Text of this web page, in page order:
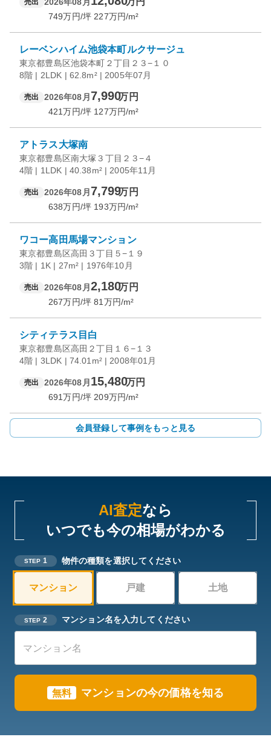
売出
749万円/坪 227万円/m²
レーベンハイム池袋本町ルクサージュ
東京都豊島区池袋本町２丁目２３−１０
8階 | 2LDK | 62.8m² | 2005年07月
売出 2026年08月 7,990万円
421万円/坪 127万円/m²
アトラス大塚南
東京都豊島区南大塚３丁目２３−４
4階 | 1LDK | 40.38m² | 2005年11月
売出 2026年08月 7,799万円
638万円/坪 193万円/m²
ワコー高田馬場マンション
東京都豊島区高田３丁目５−１９
3階 | 1K | 27m² | 1976年10月
売出 2026年08月 2,180万円
267万円/坪 81 万円/m²
シティテラス目白
東京都豊島区高田２丁目１６−１３
4階 | 3LDK | 74.01m² | 2008年01月
売出 2026年08月 15,480万円
691万円/坪 209万円/m²
会員登録して事例をもっと見る
AI査定なら
いつでも今の相場がわかる
STEP 1 物件の種類を選択してください
マンション 戸建 土地
STEP 2 マンション名を入力してください
無料 マンションの今の価格を知る